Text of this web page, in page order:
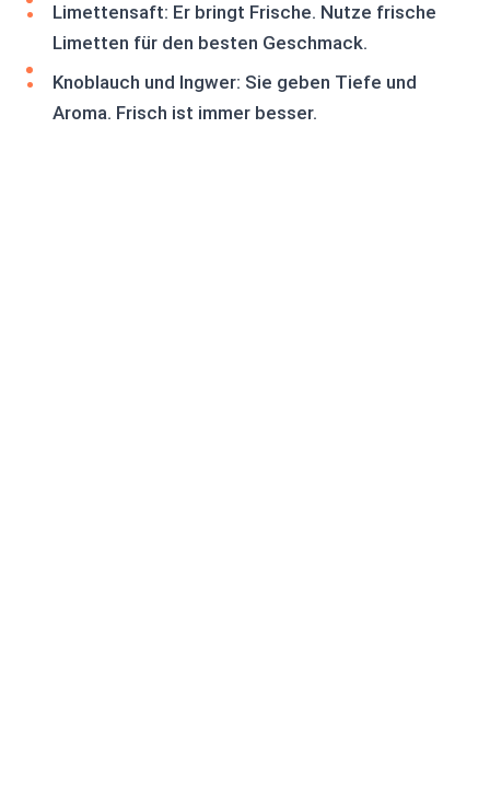
Limettensaft: Er bringt Frische. Nutze frische
Limetten für den besten Geschmack.
Knoblauch und Ingwer: Sie geben Tiefe und
Aroma. Frisch ist immer besser.